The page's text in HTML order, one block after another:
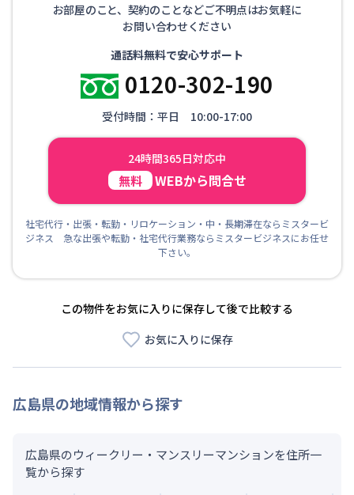
お部屋のこと、契約のことなどご不明点はお気軽に
お問い合わせください
通話料無料で安心サポート
0120-302-190
受付時間：平日 10:00-17:00
24時間365日対応中
無料 WEBから問合せ
社宅代行・出張・転勤・リロケーション・中・長期滞在ならミスタービ
ジネス 急な出張や転勤・社宅代行業務ならミスタービジネスにお任せ
下さい。
この物件をお気に入りに保存して後で比較する
お気に入りに保存
広島県の地域情報から探す
広島県のウィークリー・マンスリーマンションを住所一
覧から探す